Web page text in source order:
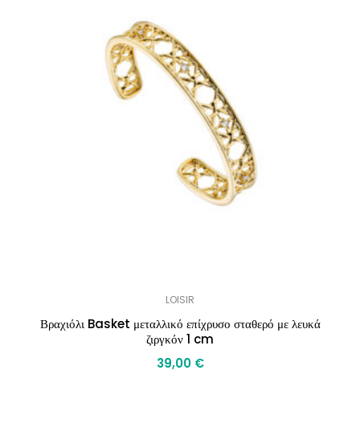
LOISIR
Βραχιόλι Basket μεταλλικό επίχρυσο σταθερό με λευκά
ζιργκόν 1 cm
39,00 €